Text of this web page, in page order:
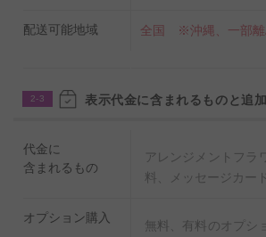
配送可能地域 全国 ※沖縄、一部離
2-3 表示代金に含まれるものと追
代金に
含まれるもの
アレンジメントフラ
料、メッセージカー
オプション購入
無料、有料のオプシ